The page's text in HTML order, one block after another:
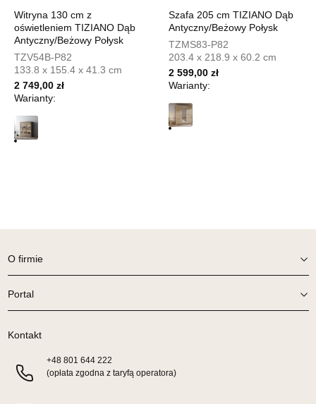
UL.PIONIERÓW 44
66-600 KROSNO ODRZAŃSKIE
Nr tel.508100164
Adres e-mail:
meblostyl01@op.pl
Godziny otwarcia
Pn-Pt: 09:00-17:00, Sb: 09:00-14:00
UL.KILIŃSZCZAKÓW 43
Nr tel.
Witryna 130 cm z
oświetleniem TIZIANO Dąb
Antyczny/Beżowy Połysk
TZV54B-P82
133.8 x 155.4 x 41.3 cm
2 749,00 zł
Warianty:
Szafa 205 cm TIZIANO Dąb
Antyczny/Beżowy Połysk
TZMS83-P82
203.4 x 218.9 x 60.2 cm
2 599,00 zł
Warianty:
O firmie
Portal
Kontakt
+48 801 644 222
(opłata zgodna z taryfą operatora)